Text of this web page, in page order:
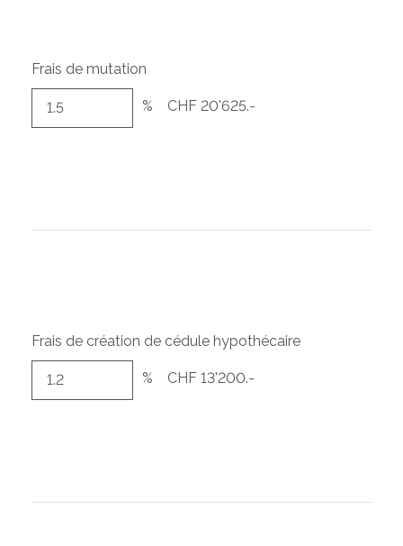
Frais de mutation
% CHF 20'625.-
Frais de création de cédule hypothécaire
% CHF 13'200.-